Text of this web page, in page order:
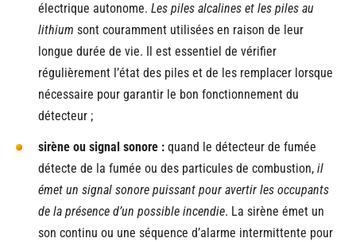
électrique autonome. Les piles alcalines et les piles au
lithium sont couramment utilisées en raison de leur
longue durée de vie. Il est essentiel de vérifier
régulièrement l’état des piles et de les remplacer lorsque
nécessaire pour garantir le bon fonctionnement du
détecteur ;
sirène ou signal sonore : quand le détecteur de fumée
détecte de la fumée ou des particules de combustion, il
émet un signal sonore puissant pour avertir les occupants
de la présence d’un possible incendie. La sirène émet un
son continu ou une séquence d’alarme intermittente pour